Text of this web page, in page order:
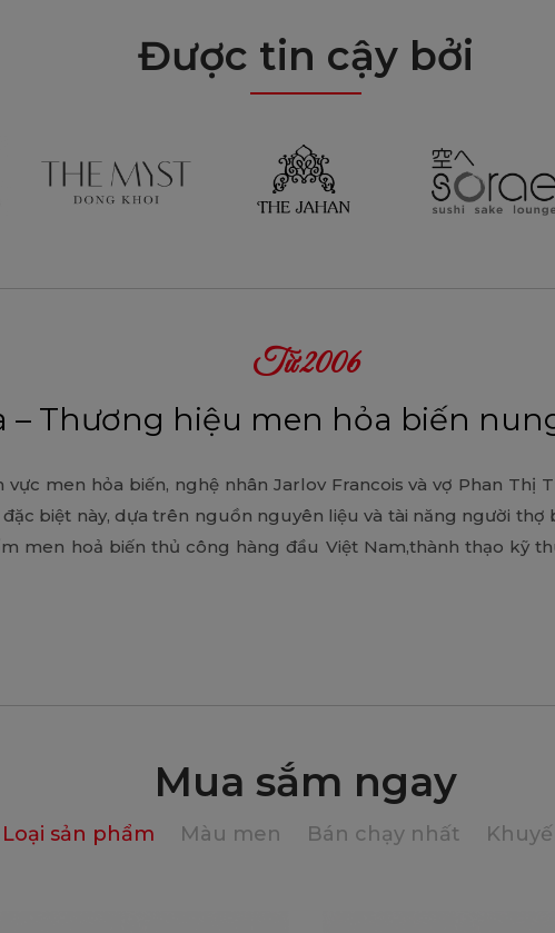
Được tin cậy bởi
Từ 2006
– Thương hiệu men hỏa biến
men hỏa biến, nghệ nhân Jarlov Francois và vợ Phan Thị
biệt này, dựa trên nguồn nguyên liệu và tài năng người
men hoả biến thủ công hàng đầu Việt Nam,thành thạo kỹ
Mua sắm ngay
Loại sản phẩm Màu men Bán chạy nhất